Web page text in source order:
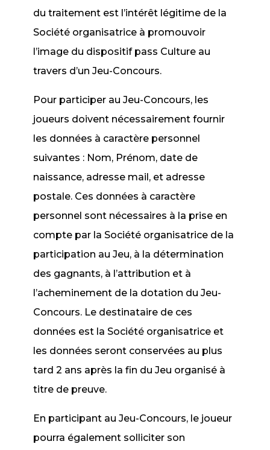
du traitement est l’intérêt légitime de la
Société organisatrice à promouvoir
l’image du dispositif pass Culture au
travers d’un Jeu-Concours.
Pour participer au Jeu-Concours, les
joueurs doivent nécessairement fournir
les données à caractère personnel
suivantes : Nom, Prénom, date de
naissance, adresse mail, et adresse
postale. Ces données à caractère
personnel sont nécessaires à la prise en
compte par la Société organisatrice de la
participation au Jeu, à la détermination
des gagnants, à l’attribution et à
l’acheminement de la dotation du Jeu-
Concours. Le destinataire de ces
données est la Société organisatrice et
les données seront conservées au plus
tard 2 ans après la fin du Jeu organisé à
titre de preuve.
En participant au Jeu-Concours, le joueur
pourra également solliciter son